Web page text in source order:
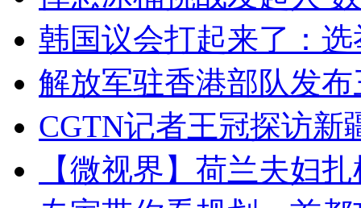
韩国议会打起来了：
解放军驻香港部队发
CGTN记者王冠探访新
【微视界】荷兰夫妇